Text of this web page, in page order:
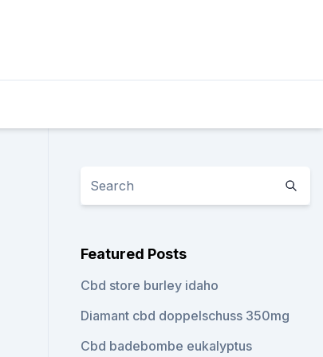
Featured Posts
Cbd store burley idaho
Diamant cbd doppelschuss 350mg
Cbd badebombe eukalyptus